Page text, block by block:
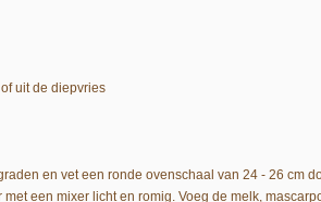
uit de diepvries
en vet een ronde ovenschaal van 24 - 26 cm
een mixer licht en romig. Voeg de melk,